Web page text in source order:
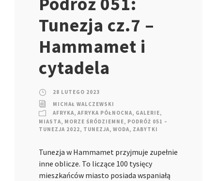
Tunezja cz.7 –
Hammamet i
cytadela
28 LUTEGO 2023
MICHAŁ WALCZEWSKI
AFRYKA, AFRYKA PÓŁNOCNA, GALERIE,
MIASTA, MORZE ŚRÓDZIEMNE, PODRÓŻ 051 –
TUNEZJA 2022, TUNEZJA, WODA, ZABYTKI
Tunezja w Hammamet przyjmuje zupełnie
inne oblicze. To liczące 100 tysięcy
mieszkańców miasto posiada wspaniałą